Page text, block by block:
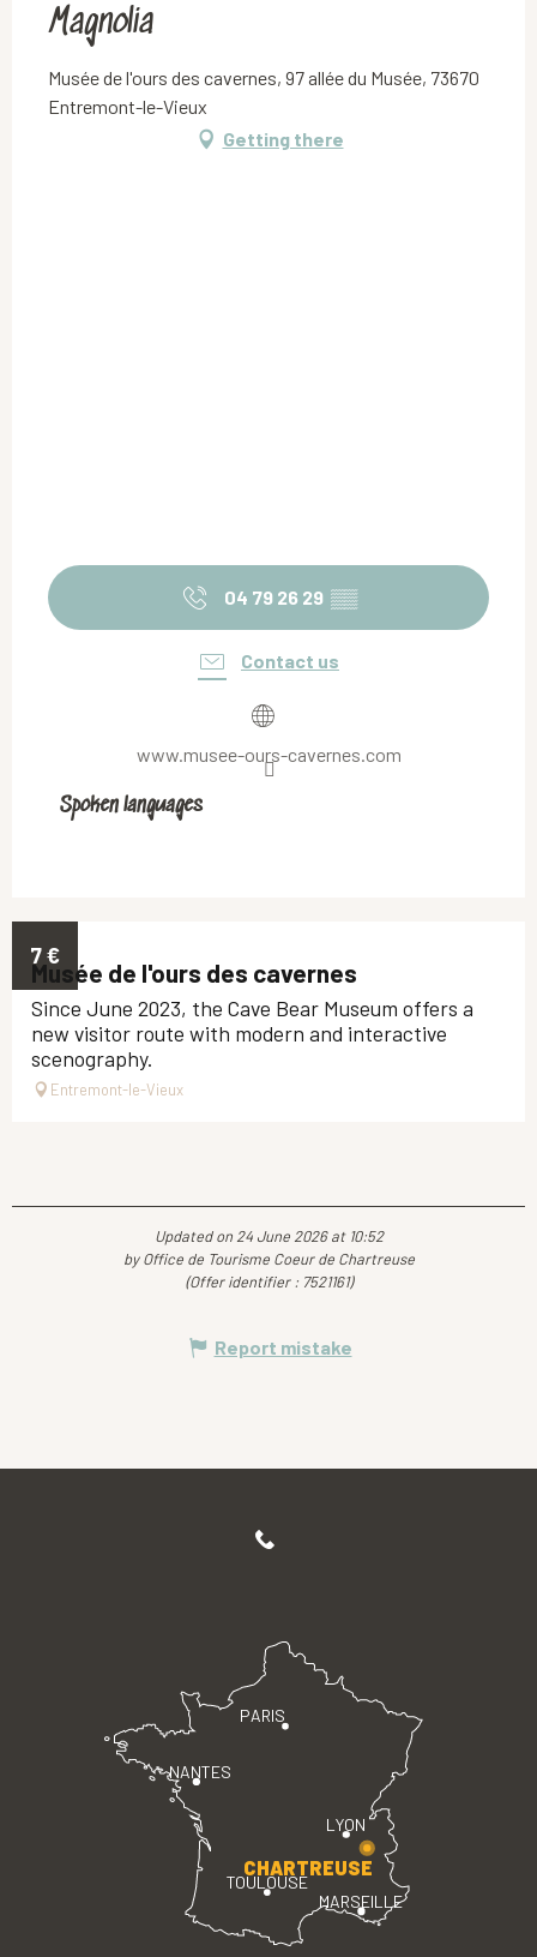
Magnolia
Musée de l'ours des cavernes, 97 allée du Musée, 73670
Entremont-le-Vieux
Getting there
04 79 26 29 ▒▒
Contact us
www.musee-ours-cavernes.com
Spoken languages
Spoken languages
7€
Musée de l'ours des cavernes
Since June 2023, the Cave Bear Museum offers a
new visitor route with modern and interactive
scenography.
Entremont-le-Vieux
Updated on 24 June 2026 at 10:52
by Office de Tourisme Coeur de Chartreuse
(Offer identifier : 7521161)
Report mistake
PARIS
LYON
TOULOUSE
MARSEILLE
NANTES
CHARTREUSE